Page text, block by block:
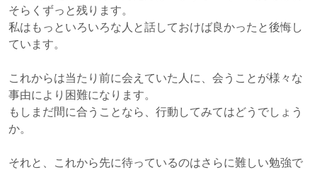
そらくずっと残ります。
私はもっといろいろな人と話しておけば良かったと後悔し
ています。
これからは当たり前に会えていた人に、会うことが様々な
事由により困難になります。
もしまだ間に合うことなら、行動してみてはどうでしょう
か。
それと、これから先に待っているのはさらに難しい勉強で